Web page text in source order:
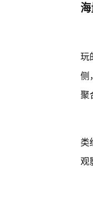
玩
侧
聚
类
观